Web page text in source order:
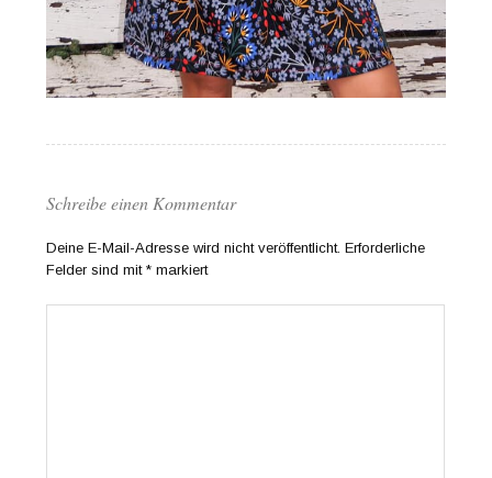
Schreibe einen Kommentar
Deine E-Mail-Adresse wird nicht veröffentlicht. Erforderliche
Felder sind mit* markiert